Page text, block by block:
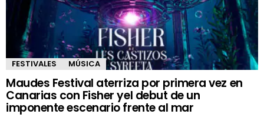
FESTIVALES MÚSICA
Maudes Festival aterriza por primera vez en
Canarias con Fisher yel debut de un
imponente escenario frente al mar